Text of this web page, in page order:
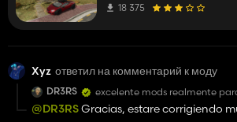
18 375
Xyz ответил на комментарий к моду
DR3RS
excelente mods realmente
realmente bueno, hay cosas
realmente bueno. y lo digo
@DR3RSGracias, estare corrigiendo